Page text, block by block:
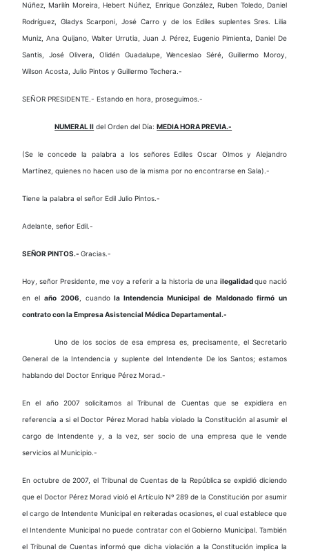
Núñez, Marilín Moreira, Hebert Núñez, Enrique González, Ruben Toledo, Daniel
Rodríguez, Gladys Scarponi, José Carro y de los Ediles suplentes Sres. Lilia
Muniz, Ana Quijano, Walter Urrutia, Juan J. Pérez, Eugenio Pimienta, Daniel De
Santis, José Olivera, Olidén Guadalupe, Wenceslao Séré, Guillermo Moroy,
Wilson Acosta, Julio Pintos y Guillermo Techera.-
SEÑOR PRESIDENTE.- Estando en hora, proseguimos.-
NUMERAL II del Orden del Día:MEDIA HORA PREVIA.-
(Se le concede la palabra a los señores Ediles Oscar Olmos y Alejandro
Martínez, quienes no hacen uso de la misma por no encontrarse en Sala).-
Tiene la palabra el señor Edil Julio Pintos.-
Adelante, señor Edil.-
SEÑOR PINTOS.- Gracias.-
Hoy, señor Presidente, me voy a referir a la historia de una ilegalidadque nació
en elaño 2006 , cuandola Intendencia Municipal de Maldonado firmó un
contrato con la Empresa Asistencial Médica Departamental.-
Uno de los socios de esa empresa es, precisamente, el Secretario
General de la Intendencia y suplente del Intendente De los Santos; estamos
hablando del Doctor Enrique Pérez Morad.-
En el año 2007 solicitamos al Tribunal de Cuentas que se expidiera en
referencia a si el Doctor Pérez Morad había violado la Constitución al asumir el
cargo de Intendente y, a la vez, ser socio de una empresa que le vende
servicios al Municipio.-
En octubre de 2007, el Tribunal de Cuentas de la República se expidió diciendo
que el Doctor Pérez Morad violó el Artículo Nº 289 de la Constitución por asumir
el cargo de Intendente Municipal en reiteradas ocasiones, el cual establece que
el Intendente Municipal no puede contratar con el Gobierno Municipal. También
el Tribunal de Cuentas informó que dicha violación a la Constitución implica la